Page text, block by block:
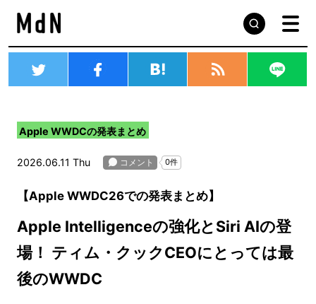
Apple WWDCの発表まとめ
2026.06.11 Thu
【Apple WWDC26での発表まとめ】
Apple Intelligenceの強化とSiri AIの登
場！ ティム・クックCEOにとっては最
後のWWDC